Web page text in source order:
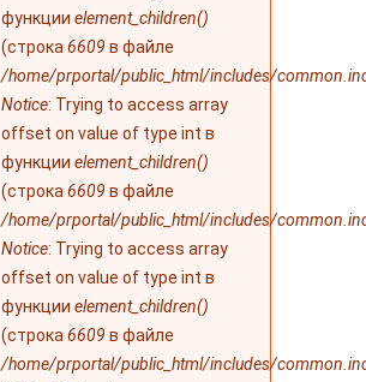
функции element_children()
(строка 6609 в файле
/home/prportal/public_html/includes/
Notice: Trying to access array
offset on value of type int в
функции element_children()
(строка 6609 в файле
/home/prportal/public_html/includes/
Notice: Trying to access array
offset on value of type int в
функции element_children()
(строка 6609 в файле
/home/prportal/public_html/includes/